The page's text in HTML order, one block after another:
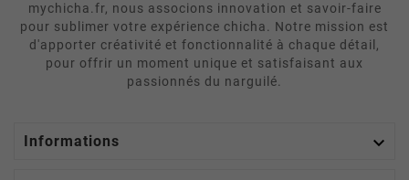
mychicha.fr, nous associons innovation et savoir-faire
pour sublimer votre expérience chicha. Notre mission est
d'apporter créativité et fonctionnalité à chaque détail,
pour offrir un moment unique et satisfaisant aux
passionnés du narguilé.
Informations 